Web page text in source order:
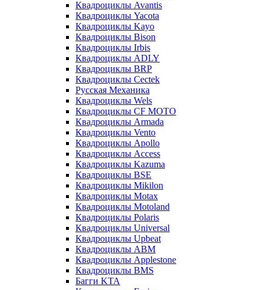
Квадроциклы Avantis
Квадроциклы Yacota
Квадроциклы Kayo
Квадроциклы Bison
Квадроциклы Irbis
Квадроциклы ADLY
Квадроциклы BRP
Квадроциклы Cectek
Русская Механика
Квадроциклы Wels
Квадроциклы CF MOTO
Квадроциклы Armada
Квадроциклы Vento
Квадроциклы Apollo
Квадроциклы Access
Квадроциклы Kazuma
Квадроциклы BSE
Квадроциклы Mikilon
Квадроциклы Motax
Квадроциклы Motoland
Квадроциклы Polaris
Квадроциклы Universal
Квадроциклы Upbeat
Квадроциклы ABM
Квадроциклы Applestone
Квадроциклы BMS
Багги KTA